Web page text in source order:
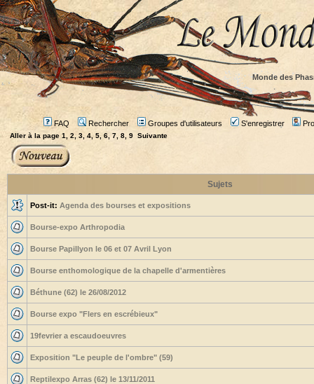
Monde des
FAQ Rechercher Groupes d'utilisateurs S'enregistrer
Aller à la page 1 2 3 4, 5 6 7 8 9 Suivante
Sujets
Post-it: Agenda des bourses et expositions
Bourse-expo Arthropodia
Bourse Papillyon le 06 et 07 Avril Lyon
Bourse enthomologique de la chapelle d'armentières
Béthune (62) le 26/08/2012
Bourse expo "Flers en escrébieux"
19fevrier a escaudoeuvres
Exposition "Le peuple de l'ombre" (59)
Reptilexpo Arras (62) le 13/11/2011